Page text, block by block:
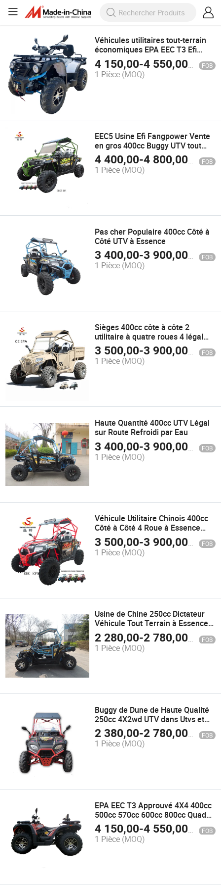
Véhicules utilitaires tout-terrain
économiques EPA EEC T3 Efi
400cc 500cc 570cc 600cc 4X4 2
Siège ATV
4 150,00-4 550,00$US
FOB
1 Pièce (MOQ)
EEC5 Usine Efi Fangpower Vente
en gros 400cc Buggy UTV tout
terrain côte à côte
4 400,00-4 800,00$US
FOB
1 Pièce (MOQ)
Pas cher Populaire 400cc Côté à
Côté UTV à Essence
3 400,00-3 900,00$US
FOB
1 Pièce (MOQ)
Sièges 400cc côte à côte 2
utilitaire à quatre roues 4 légal
sur route pour ferme
3 500,00-3 900,00$US
FOB
1 Pièce (MOQ)
Haute Quantité 400cc UTV Légal
sur Route Refroidi par Eau
3 400,00-3 900,00$US
FOB
1 Pièce (MOQ)
Véhicule Utilitaire Chinois 400cc
Côté à Côté 4 Roue à Essence
UTV
3 500,00-3 900,00$US
FOB
1 Pièce (MOQ)
Usine de Chine 250cc Dictateur
Véhicule Tout Terrain à Essence
Légal
2 280,00-2 780,00$US
FOB
1 Pièce (MOQ)
Buggy de Dune de Haute Qualité
250cc 4X2wd UTV dans Utvs et
Atvs pour Adultes
2 380,00-2 780,00$US
FOB
1 Pièce (MOQ)
EPA EEC T3 Approuvé 4X4 400cc
500cc 570cc 600cc 800cc Quad
ATV Chine 4 Véhicules à moteur
pour adultes
4 150,00-4 550,00$US
FOB
1 Pièce (MOQ)